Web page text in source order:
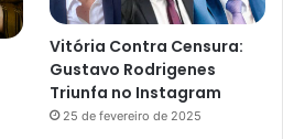
Vitória Contra Censura:
Gustavo Rodrigenes
Triunfa no Instagram
25 de fevereiro de 2025